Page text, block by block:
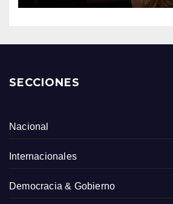
SECCIONES
Nacional
Internacionales
Democracia & Gobierno